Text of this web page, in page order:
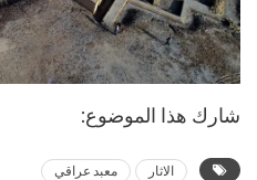
شارك هذا الموضوع:
الاثار معبد عراقي